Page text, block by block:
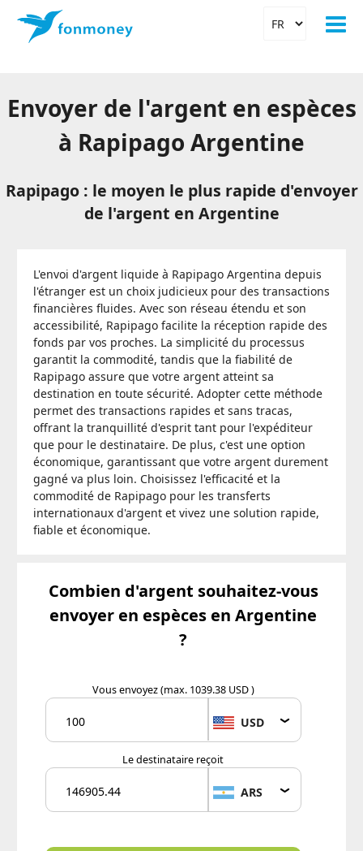
Envoyer de l'argent en espèces
à Rapipago Argentine
Rapipago : le moyen le plus rapide d'envoyer
de l'argent en Argentine
L'envoi d'argent liquide à Rapipago Argentina depuis
l'étranger est un choix judicieux pour des transactions
financières fluides. Avec son réseau étendu et son
accessibilité, Rapipago facilite la réception rapide des
fonds par vos proches. La simplicité du processus
garantit la commodité, tandis que la fiabilité de
Rapipago assure que votre argent atteint sa
destination en toute sécurité. Adopter cette méthode
permet des transactions rapides et sans tracas,
offrant la tranquillité d'esprit tant pour l'expéditeur
que pour le destinataire. De plus, c'est une option
économique, garantissant que votre argent durement
gagné va plus loin. Choisissez l'efficacité et la
commodité de Rapipago pour les transferts
internationaux d'argent et vivez une solution rapide,
fiable et économique.
Combien d'argent souhaitez-vous
envoyer en espèces en Argentine
?
Vous envoyez(max. 1039.38 USD )
USD
Le destinataire reçoit
ARS